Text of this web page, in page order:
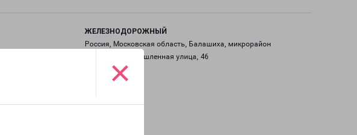
×
ЖЕЛЕЗНОДОРОЖНЫЙ
Россия, Московская область, Балашиха, микрорайон
Саввино, Промышленная улица, 46
на карте
ТЕЛЕФОН